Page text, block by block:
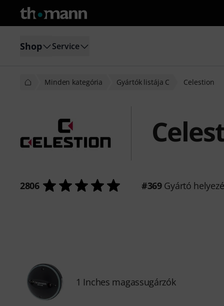
Shop Service
Minden kategória Gyártók listája C Celestion
2806 #369Gyártó
1 Inches magassugárzók